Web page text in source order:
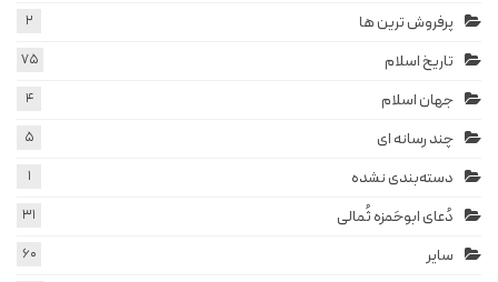
پرفروش ترین ها 2
تاریخ اسلام 75
جهان اسلام 4
چند رسانه ای 5
دسته‌بندی نشده 1
دُعای ابوحَمزه ثُمالی 31
سایر 60